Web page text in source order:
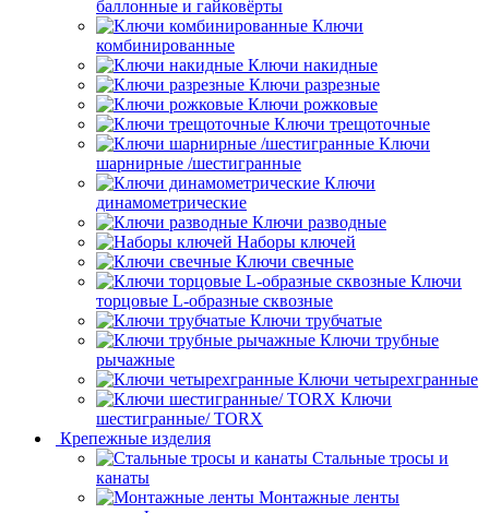
баллонные и гайковёрты
Ключи
комбинированные
Ключи накидные
Ключи разрезные
Ключи рожковые
Ключи трещоточные
Ключи
шарнирные /шестигранные
Ключи
динамометрические
Ключи разводные
Наборы ключей
Ключи свечные
Ключи
торцовые L-образные сквозные
Ключи трубчатые
Ключи трубные
рычажные
Ключи четырехгранные
Ключи
шестигранные/ TORX
Крепежные изделия
Стальные тросы и
канаты
Монтажные ленты